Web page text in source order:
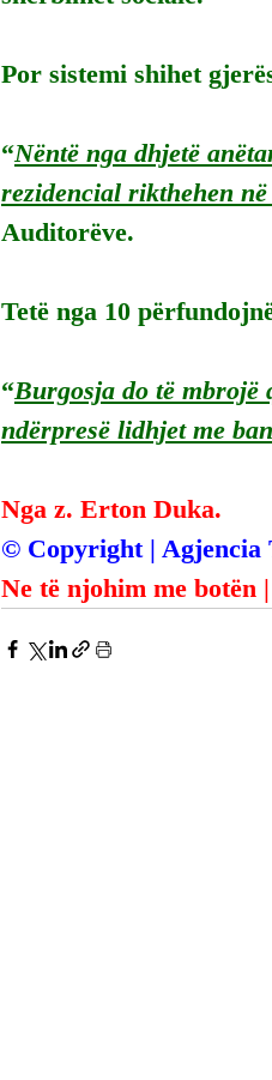
Por sistemi shihet
“Nëntë nga dhjetë
rezidencial rikthehen
Auditorëve.
Tetë nga 10
“Burgosja do të mbrojë
ndërpresë lidhjet me
Nga z. Erton Duka.
© Copyright | Agjencia
Ne të njohim me botën |